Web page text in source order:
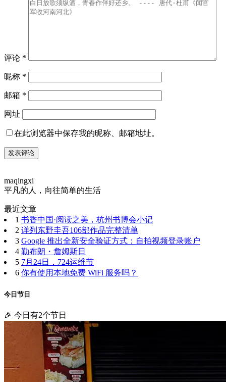
评论 *
昵称 *
邮箱 *
网址
在此浏览器中保存我的昵称、邮箱地址。
maqingxi
平凡的人，向往简单的生活
最近文章
1 书香中国·阅读之美，杭州书博会小记
2 详列东野圭吾106部作品完整清单
3 Google 推出全新安全验证方式：自拍视频登录账户
4 勒布朗・詹姆斯日
5 7月24日，724运维节
6 你有使用本地免费 WiFi 服务吗？
今日节日
🎉 今日有2个节日